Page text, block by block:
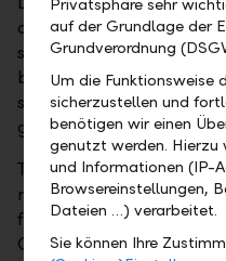
deposit rating of Aa2
strength." Group CFO
bond issue enables the
strengthen its solid
growth."
The term of the bond is
maturity is 1.685 per
from 21.04.2025 on the
CH1423931596) and
Privatsphäre sehr
auf der Grundlage der
Grundverordnung
Um die Funktionsweise
sicherzustellen und
benötigen wir einen
genutzt werden. Hierzu
und Informationen (IP-
Browsereinstellungen,
Dateien …) verarbeitet.
Sie können Ihre